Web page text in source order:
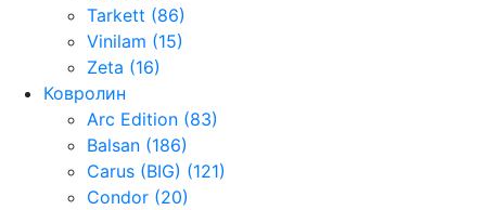
Tarkett (86)
Vinilam (15)
Zeta (16)
Ковролин
Arc Edition (83)
Balsan (186)
Carus (BIG) (121)
Condor (20)